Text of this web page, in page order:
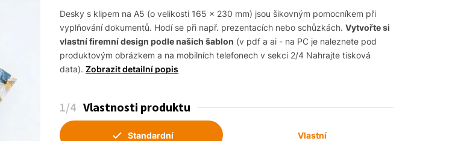
Desky s klipem na A5 (o velikosti 165 x 230 mm) jsou šikovným pomocníkem při
vyplňování dokumentů. Hodí se při např. prezentacích nebo schůzkách. Vytvořte si
vlastní firemní design podle našich šablon (v pdf a ai - na PC je naleznete pod
produktovým obrázkem a na mobilních telefonech v sekci 2/4 Nahrajte tisková
data). Zobrazit detailní popis
1/4 Vlastnosti produktu
Standardní Vlastní